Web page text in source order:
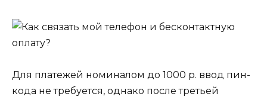
Для платежей номиналом до 1000 р. ввод пин-
кода не требуется, однако после третьей